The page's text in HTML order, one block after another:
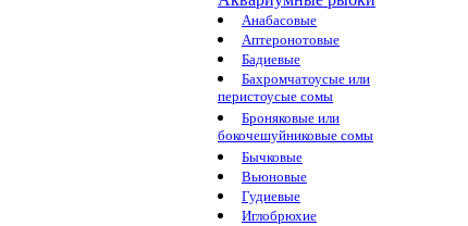
Анабасовые
Аптеронотовые
Бадиевые
Бахромчатоусые или
перистоусые сомы
Броняковые или
бокочешуйниковые сомы
Бычковые
Вьюновые
Гудиевые
Иглобрюхие